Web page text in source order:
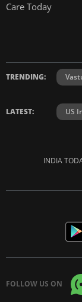
Care Today
TRENDING:
LATEST: US
INDIA
FOLLOW US ON